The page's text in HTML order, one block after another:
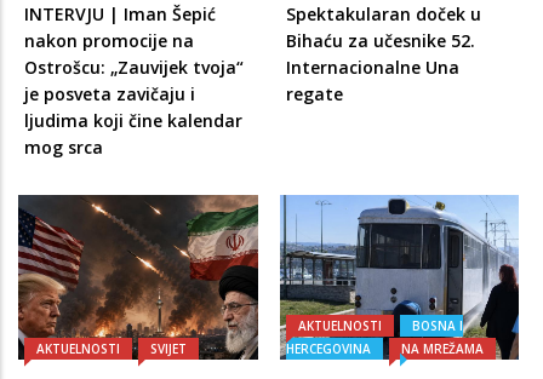
INTERVJU | Iman Šepić
nakon promocije na
Ostrošcu: „Zauvijek tvoja“
je posveta zavičaju i
ljudima koji čine kalendar
mog srca
Spektakularan doček u
Bihaću za učesnike 52.
Internacionalne Una
regate
AKTUELNOSTI SVIJET
AKTUELNOSTI
BOSNA I
HERCEGOVINA
NA MREŽAMA